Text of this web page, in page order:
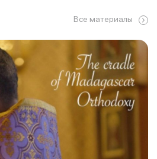
Все материалы